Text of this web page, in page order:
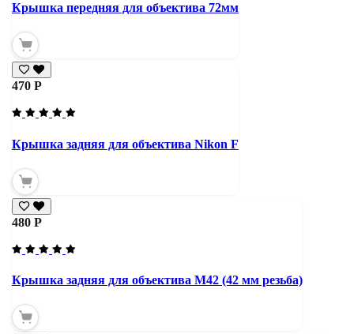
Крышка передняя для объектива 72мм
470 Р
Крышка задняя для объектива Nikon F
480 Р
Крышка задняя для объектива М42 (42 мм резьба)